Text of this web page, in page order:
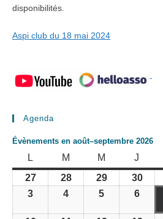
disponibilités.
Aspi club du 18 mai 2024
-
Agenda
Évènements en août–septembre 2026
L M M MERCREDI
J
2727
2828
2929
3030
juillet
3 4 5 6